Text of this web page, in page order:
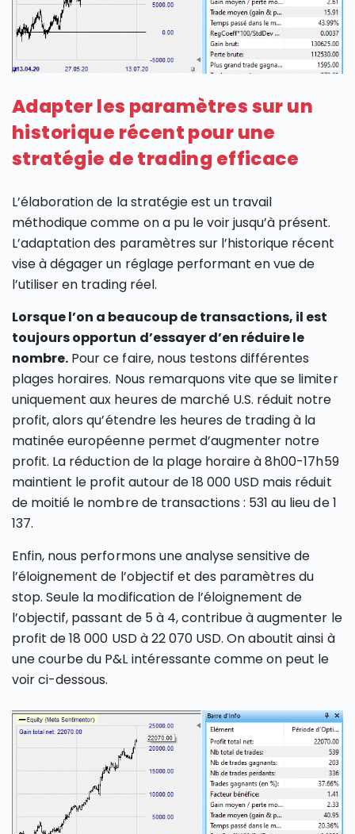
Adapter les paramètres sur un
historique récent pour une
stratégie de trading efficace
L’élaboration de la stratégie est un travail
méthodique comme on a pu le voir jusqu’à présent.
L’adaptation des paramètres sur l’historique récent
vise à dégager un réglage performant en vue de
l’utiliser en trading réel.
Lorsque l’on a beaucoup de transactions, il est
toujours opportun d’essayer d’en réduire le
nombre. Pour ce faire, nous testons différentes
plages horaires. Nous remarquons vite que se limiter
uniquement aux heures de marché U.S. réduit notre
profit, alors qu’étendre les heures de trading à la
matinée européenne permet d’augmenter notre
profit. La réduction de la plage horaire à 8h00-17h59
maintient le profit autour de 18 000 USD mais réduit
de moitié le nombre de transactions : 531 au lieu de 1
137.
Enfin, nous performons une analyse sensitive de
l’éloignement de l’objectif et des paramètres du
stop. Seule la modification de l’éloignement de
l’objectif, passant de 5 à 4, contribue à augmenter le
profit de 18 000 USD à 22 070 USD. On aboutit ainsi à
une courbe du P&L intéressante comme on peut le
voir ci-dessous.